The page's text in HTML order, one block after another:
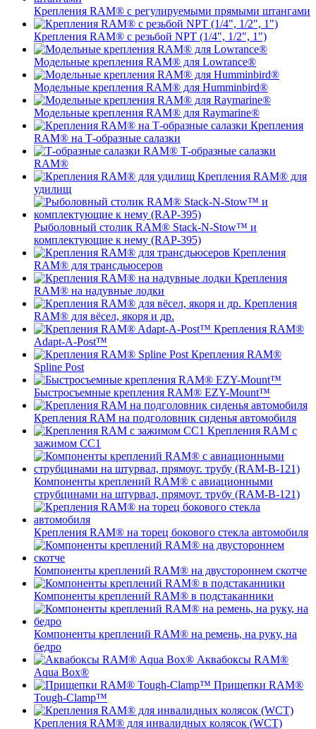
Крепления RAM® c регулируемыми прямыми штангами
Крепления RAM® с резьбой NPT (1/4", 1/2", 1")
Модельные крепления RAM® для Lowrance®
Модельные крепления RAM® для Humminbird®
Модельные крепления RAM® для Raymarine®
Крепления
RAM® на Т-образные салазки
Т-образные салазки
RAM®
Крепления RAM® для
удилищ
Рыболовный столик RAM® Stack-N-Stow™ и
комплектующие к нему (RAP-395)
Крепления
RAM® для трансдьюсеров
Крепления
RAM® на надувные лодки
Крепления
RAM® для вёсел, якоря и др.
Крепления RAM®
Adapt-A-Post™
Крепления RAM®
Spline Post
Быстросъемные крепления RAM® EZY-Mount™
Крепления RAM на подголовник сиденья автомобиля
Крепления RAM с
зажимом СС1
Компоненты креплений RAM® с авиационными
струбцинами на штурвал, прямоуг. трубу (RAM-B-121)
Крепления RAM® на торец бокового стекла автомобиля
Компоненты креплений RAM® на двустороннем скотче
Компоненты креплений RAM® в подстаканники
Компоненты креплений RAM® на ремень, на руку, на
бедро
Аквабоксы RAM®
Aqua Box®
Прищепки RAM®
Tough-Clamp™
Крепления RAM® для инвалидных колясок (WCT)